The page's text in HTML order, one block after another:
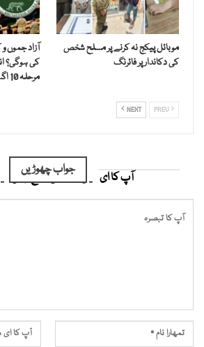
موبائل پیکج نہ کرنے پر مسلح شخص
کی دکاندار پر فائرنگ
آزاد
کی ہوگی؟
مرحلہ 10 اگست کو…
NEXT
جواب چھوڑیں
آپ کا ای میل ایڈریس شائع نہیں